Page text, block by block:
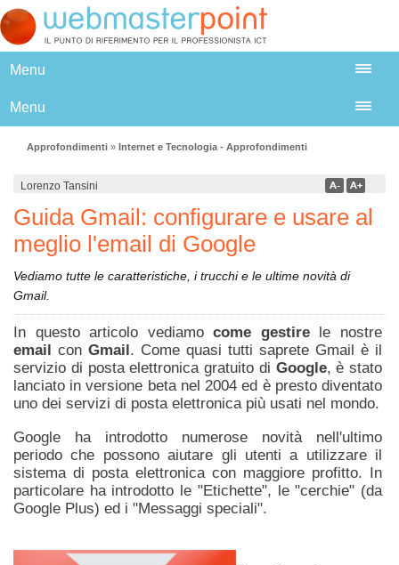
Menu
Menu
Approfondimenti » Internet e Tecnologia - Approfondimenti
Lorenzo Tansini
Guida Gmail: configurare e usare al
meglio l'email di Google
Vediamo tutte le caratteristiche, i trucchi e le ultime novità di
Gmail.
In questo articolo vediamocome gestirele nostre
email con Gmail. Come quasi tutti saprete Gmail è il
servizio di posta elettronica gratuito di Google, è stato
lanciato in versione beta nel 2004 ed è presto diventato
uno dei servizi di posta elettronica più usati nel mondo.
Google ha introdotto numerose novità nell'ultimo
periodo che possono aiutare gli utenti a utilizzare il
sistema di posta elettronica con maggiore profitto. In
particolare ha introdotto le "Etichette", le "cerchie" (da
Google Plus) ed i "Messaggi speciali".